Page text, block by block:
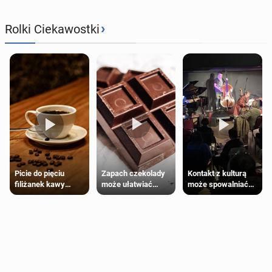
Rolki Ciekawostki›
Picie do pięciu
filiżanek kawy
dziennie jest
Zapach czekolady
może ułatwiać
trening siłowy
Kontakt z kulturą
może spowalniać
starzenie